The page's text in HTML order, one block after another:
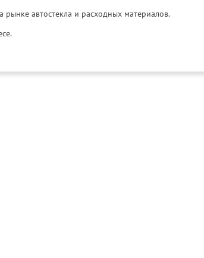
автостекла и расходных материалов.